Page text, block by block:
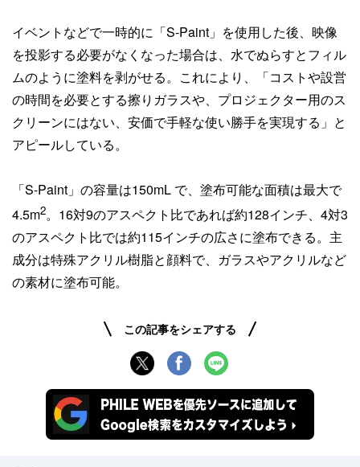
イベントなどで一時的に「S-Paint」を使用した後、映像
を投影する必要がなくなった場合は、水でぬらすとフィル
ムのように塗料を剥がせる。これにより、「コストや設営
の時間を必要とする擦りガラスや、プロジェクター用のス
クリーンにはない、安価で手軽な使い勝手を実現する」と
アピールしている。
「S-Paint」の容量は150mL で、塗布可能な面積は最大で
4.5m2。16対9のアスペクト比であれば約128インチ、4対3
のアスペクト比では約115インチの広さに塗布できる。主
成分は特殊アクリル樹脂と顔料で、ガラスやアクリルなど
の素材に塗布可能。
この記事をシェアする